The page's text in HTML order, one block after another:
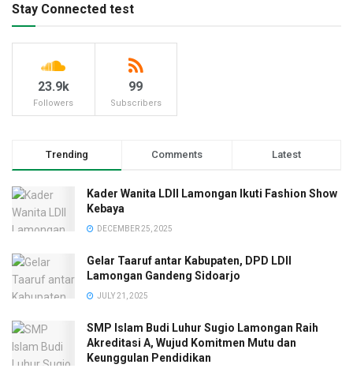
Stay Connected test
23.9k
Followers
99
Subscribers
Trending Comments Latest
Kader Wanita LDII Lamongan Ikuti Fashion Show
Kebaya
DECEMBER 25, 2025
Gelar Taaruf antar Kabupaten, DPD LDII
Lamongan Gandeng Sidoarjo
JULY 21, 2025
SMP Islam Budi Luhur Sugio Lamongan Raih
Akreditasi A, Wujud Komitmen Mutu dan
Keunggulan Pendidikan